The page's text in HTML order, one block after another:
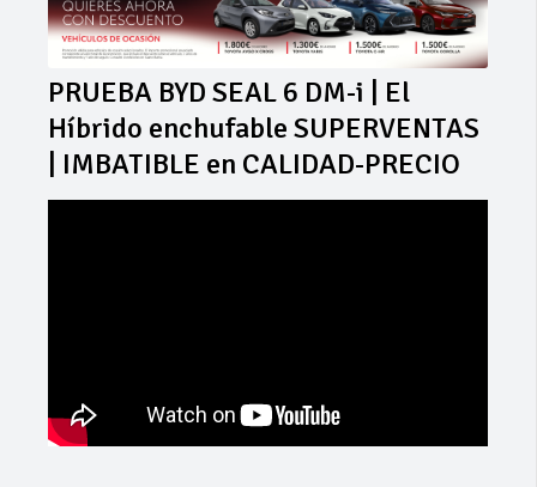
PRUEBA BYD SEAL 6 DM-i | El
Híbrido enchufable SUPERVENTAS
| IMBATIBLE en CALIDAD-PRECIO